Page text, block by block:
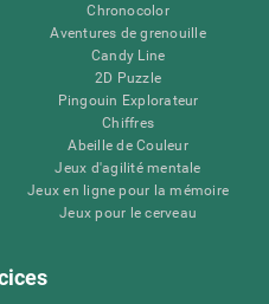
Chronocolor
Aventures de grenouille
Candy Line
2D Puzzle
Pingouin Explorateur
Chiffres
Abeille de Couleur
Jeux d'agilité mentale
Jeux en ligne pour la mémoire
Jeux pour le cerveau